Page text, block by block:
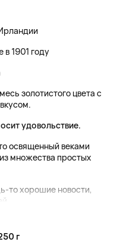
1901 году
золотистого цвета с
удовольствие.
освященный веками
множества простых
то хорошие новости,
г